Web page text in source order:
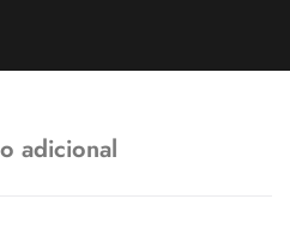
adicional